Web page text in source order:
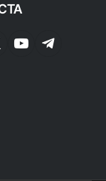
YouTubeTelegram